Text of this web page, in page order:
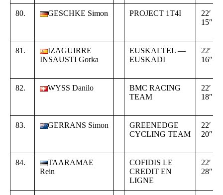
80. GESCHKE Simon PROJECT 1T4I
22′
15″
81.
IZAGUIRRE
INSAUSTI Gorka
EUSKALTEL —
EUSKADI
22′
16″
82. WYSS Danilo
BMC RACING
TEAM
22′
18″
83. GERRANS Simon
GREENEDGE
CYCLING TEAM
22′
20″
84.
TAARAMAE
Rein
COFIDIS LE
CREDIT EN
LIGNE
22′
28″